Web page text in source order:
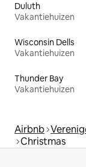
Duluth
Vakantiehuizen
Wisconsin Dells
Vakantiehuizen
Thunder Bay
Vakantiehuizen
Airbnb
Christmas